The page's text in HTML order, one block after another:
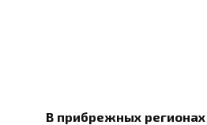
В прибрежных регионах